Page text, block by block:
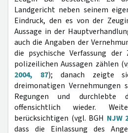
Landgericht neben seinem
Eindruck, den es von der
Aussage in der
auch die Angaben der
die psychische Verfassung
polizeilichen Aussagen zählen
2004, 87); danach zeigte
dreimonatigen Vernehmungen
Regungen und durchlebte
offensichtlich wieder.
berücksichtigen (vgl. BGH NJW
dass die Einlassung des